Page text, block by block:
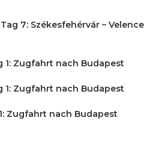
7: Székesfehérvár – Velence
1: Zugfahrt nach Budapest
1: Zugfahrt nach Budapest
Zugfahrt nach Budapest